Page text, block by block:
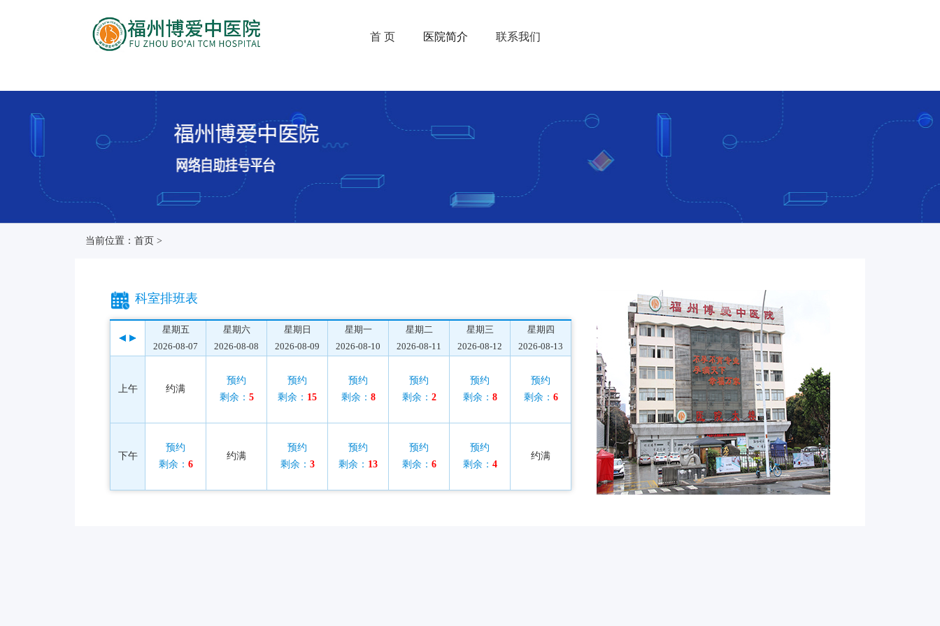
首 页 医院简介 联系我们
当前位置：首页 >
科室排班表
星期五
2026-08-07
星期六
2026-08-08
星期日
2026-08-09
星期一
2026-08-10
星期二
2026-08-11
星期三
2026-08-12
星期四
2026-08-13
上午 约满
预约
剩余： 5
预约
剩余： 15
预约
剩余： 8
预约
剩余： 2
预约
剩余： 8
预约
剩余： 6
下午
预约
剩余： 6
约满
预约
剩余： 3
预约
剩余： 13
预约
剩余： 6
预约
剩余： 4
约满